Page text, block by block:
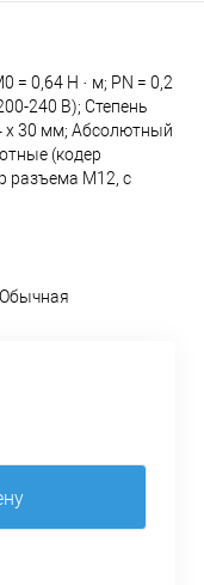
= 0,64 Н · м; PN = 0,2
240 В); Степень
х 30 мм; Абсолютный
(кодер
разъема M12, с
Обычная